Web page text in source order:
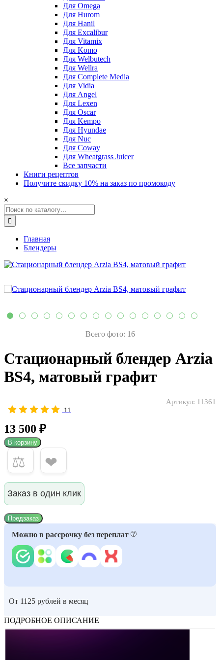
Для Omega
Для Hurom
Для Hanil
Для Excalibur
Для Vitamix
Для Komo
Для Welbutech
Для Wellra
Для Complete Media
Для Vidia
Для Angel
Для Lexen
Для Oscar
Для Kempo
Для Hyundae
Для Nuc
Для Coway
Для Wheatgrass Juicer
Все запчасти
Книги рецептов
Получите скидку 10% на заказ по промокоду
×
Главная
Блендеры
Всего фото: 16
Стационарный блендер Arzia
BS4, матовый графит
11
Артикул: 11361
13 500 ₽
В корзину
⚖ ❤
Заказ в один клик
Предзаказ
Можно в рассрочку без переплат
От 1125 рублей в месяц
ПОДРОБНОЕ ОПИСАНИЕ